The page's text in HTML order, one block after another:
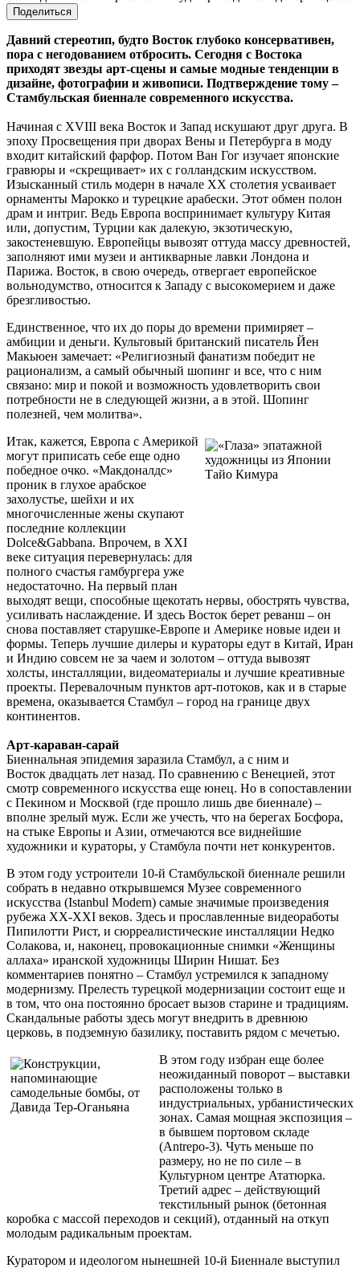
Поделиться
Давний стереотип, будто Восток глубоко консервативен,
пора с негодованием отбросить. Сегодня с Востока
приходят звезды арт-сцены и самые модные тенденции в
дизайне, фотографии и живописи. Подтверждение тому –
Стамбульская биеннале современного искусства.
Начиная с XVIII века Восток и Запад искушают друг друга. В
эпоху Просвещения при дворах Вены и Петербурга в моду
входит китайский фарфор. Потом Ван Гог изучает японские
гравюры и «скрещивает» их с голландским искусством.
Изысканный стиль модерн в начале ХХ столетия усваивает
орнаменты Марокко и турецкие арабески. Этот обмен полон
драм и интриг. Ведь Европа воспринимает культуру Китая
или, допустим, Турции как далекую, экзотическую,
закостеневшую. Европейцы вывозят оттуда массу древностей,
заполняют ими музеи и антикварные лавки Лондона и
Парижа. Восток, в свою очередь, отвергает европейское
вольнодумство, относится к Западу с высокомерием и даже
брезгливостью.
Единственное, что их до поры до времени примиряет –
амбиции и деньги. Культовый британский писатель Йен
Макьюен замечает: «Религиозный фанатизм победит не
рационализм, а самый обычный шопинг и все, что с ним
связано: мир и покой и возможность удовлетворить свои
потребности не в следующей жизни, а в этой. Шопинг
полезней, чем молитва».
Итак, кажется, Европа с Америкой
могут приписать себе еще одно
победное очко. «Макдоналдс»
проник в глухое арабское
захолустье, шейхи и их
многочисленные жены скупают
последние коллекции
Dolce&Gabbana. Впрочем, в XXI
веке ситуация перевернулась: для
полного счастья гамбургера уже
недостаточно. На первый план
выходят вещи, способные щекотать нервы, обострять чувства,
усиливать наслаждение. И здесь Восток берет реванш – он
снова поставляет старушке-Европе и Америке новые идеи и
формы. Теперь лучшие дилеры и кураторы едут в Китай, Иран
и Индию совсем не за чаем и золотом – оттуда вывозят
холсты, инсталляции, видеоматериалы и лучшие креативные
проекты. Перевалочным пунктов арт-потоков, как и в старые
времена, оказывается Стамбул – город на границе двух
континентов.
Арт-караван-сарай
Биеннальная эпидемия заразила Стамбул, а с ним и
Восток двадцать лет назад. По сравнению с Венецией, этот
смотр современного искусства еще юнец. Но в сопоставлении
с Пекином и Москвой (где прошло лишь две биеннале) –
вполне зрелый муж. Если же учесть, что на берегах Босфора,
на стыке Европы и Азии, отмечаются все виднейшие
художники и кураторы, у Стамбула почти нет конкурентов.
В этом году устроители 10-й Стамбульской биеннале решили
собрать в недавно открывшемся Музее современного
искусства (Istanbul Modern) самые значимые произведения
рубежа XX-XXI веков. Здесь и прославленные видеоработы
Пипилотти Рист, и сюрреалистические инсталляции Недко
Солакова, и, наконец, провокационные снимки «Женщины
аллаха» иранской художницы Ширин Нишат. Без
комментариев понятно – Стамбул устремился к западному
модернизму. Прелесть турецкой модернизации состоит еще и
в том, что она постоянно бросает вызов старине и традициям.
Скандальные работы здесь могут внедрить в древнюю
церковь, в подземную базилику, поставить рядом с мечетью.
В этом году избран еще более
неожиданный поворот – выставки
расположены только в
индустриальных, урбанистических
зонах. Самая мощная экспозиция –
в бывшем портовом складе
(Antrepo-3). Чуть меньше по
размеру, но не по силе – в
Культурном центре Ататюрка.
Третий адрес – действующий
текстильный рынок (бетонная
коробка с массой переходов и секций), отданный на откуп
молодым радикальным проектам.
Куратором и идеологом нынешней 10-й Биеннале выступил